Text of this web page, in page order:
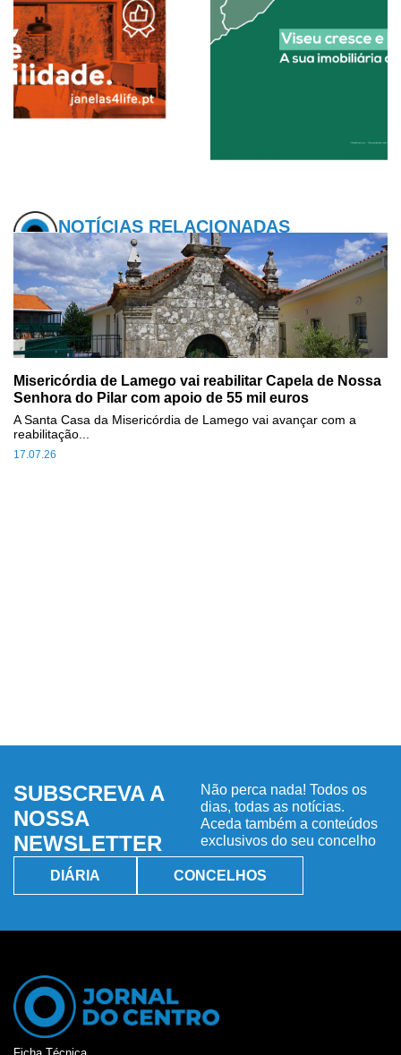
NOTÍCIAS RELACIONADAS
Misericórdia de Lamego vai reabilitar Capela de Nossa
Senhora do Pilar com apoio de 55 mil euros
17.07.26
A Santa Casa da Misericórdia de Lamego vai avançar com a
reabilitação...
SUBSCREVA A
NOSSA
NEWSLETTER
Não perca nada! Todos os
dias, todas as notícias.
Aceda também a conteúdos
exclusivos do seu concelho
DIÁRIA CONCELHOS